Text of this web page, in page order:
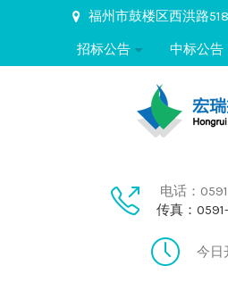
福州市鼓楼区西洪路
招标公告 中标公告
电话：
传真：
今日